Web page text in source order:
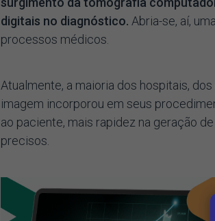
digitais no diagnóstico. Abria-se, aí,
processos médicos.
Atualmente, a maioria dos hospitais,
imagem incorporou em seus
ao paciente, mais rapidez na geração
precisos.